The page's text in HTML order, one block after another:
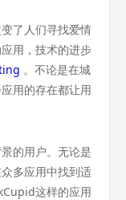
了人们寻找爱情
用，技术的进步
。不论是在城
用的存在都让用
的用户。无论是
多应用中找到适
这样的应用